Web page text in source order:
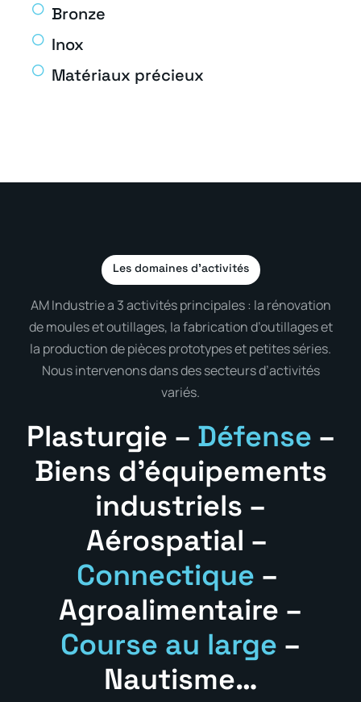
Bronze
Inox
Matériaux précieux
Les domaines d’activités
AM Industrie a 3 activités principales : la rénovation
de moules et outillages, la fabrication d’outillages et
la production de pièces prototypes et petites séries.
Nous intervenons dans des secteurs d’activités
variés.
Plasturgie – Défense –
Biens d’équipements
industriels –
Aérospatial –
Connectique –
Agroalimentaire –
Course au large –
Nautisme…